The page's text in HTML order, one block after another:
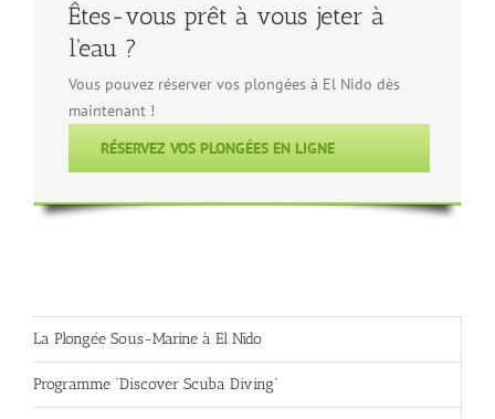
Êtes-vous prêt à vous jeter à
l'eau ?
Vous pouvez réserver vos plongées à El Nido dès
maintenant !
RÉSERVEZ VOS PLONGÉES EN LIGNE
La Plongée Sous-Marine à El Nido
Programme “Discover Scuba Diving”